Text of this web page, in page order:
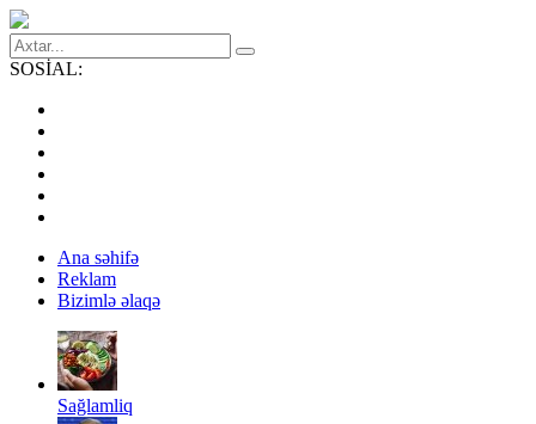
SOSİAL:
Ana səhifə
Reklam
Bizimlə əlaqə
Sağlamliq